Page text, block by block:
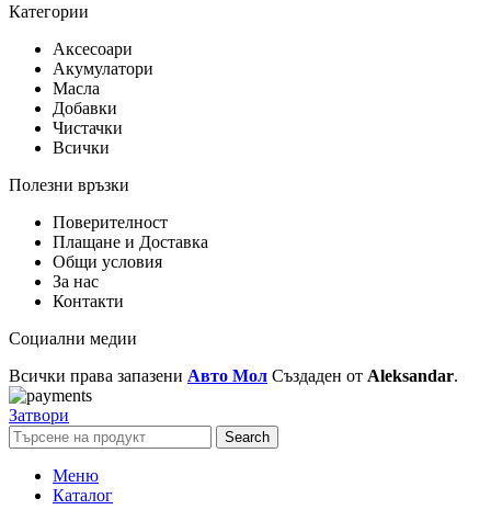
Категории
Аксесоари
Акумулатори
Масла
Добавки
Чистачки
Всички
Полезни връзки
Поверителност
Плащане и Доставка
Общи условия
За нас
Контакти
Социални медии
Всички права запазени Авто Мол Създаден от Aleksandar.
Затвори
Search
Меню
Каталог